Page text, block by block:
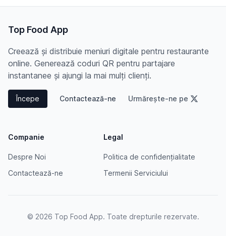
Top Food App
Creează și distribuie meniuri digitale pentru restaurante
online. Generează coduri QR pentru partajare
instantanee și ajungi la mai mulți clienți.
Începe Contactează-ne Urmărește-ne pe
Companie
Despre Noi
Contactează-ne
Legal
Politica de confidențialitate
Termenii Serviciului
© 2026 Top Food App. Toate drepturile rezervate.